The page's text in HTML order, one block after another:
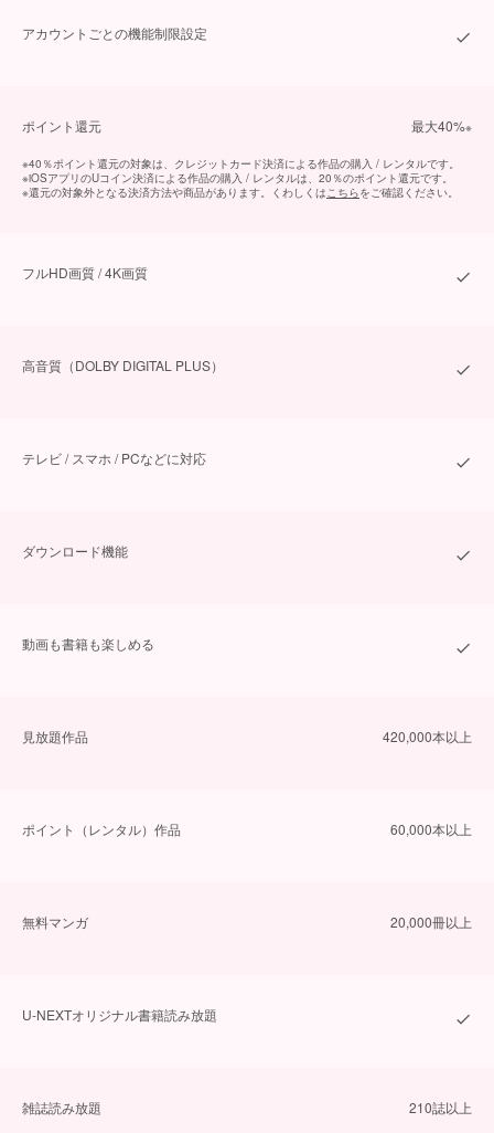
アカウントごとの機能制限設定
ポイント還元 最⼤40%※
※40％ポイント還元の対象は、クレジットカード決済による作品の購入 / レンタルです。
※iOSアプリのUコイン決済による作品の購入 / レンタルは、20％のポイント還元です。
※還元の対象外となる決済方法や商品があります。くわしくはこちらをご確認ください。
フルHD画質 / 4K画質
⾼⾳質（DOLBY DIGITAL PLUS）
テレビ / スマホ / PCなどに対応
ダウンロード機能
動画も書籍も楽しめる
⾒放題作品 420,000本以上
ポイント（レンタル）作品 60,000本以上
無料マンガ 20,000冊以上
U-NEXTオリジナル書籍読み放題
雑誌読み放題 210誌以上